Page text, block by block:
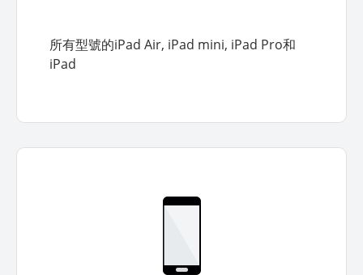
所有型號的iPad Air, iPad mini, iPad Pro和
iPad